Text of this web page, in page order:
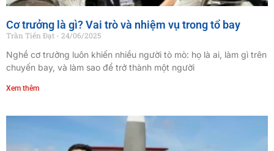
Cơ trưởng là gì? Vai trò và nhiệm vụ trong tổ bay
Trần Tiến Đạt 24/06/2025
Nghề cơ trưởng luôn khiến nhiều người tò mò: họ là ai, làm gì trên
chuyến bay, và làm sao để trở thành một người
Xem thêm